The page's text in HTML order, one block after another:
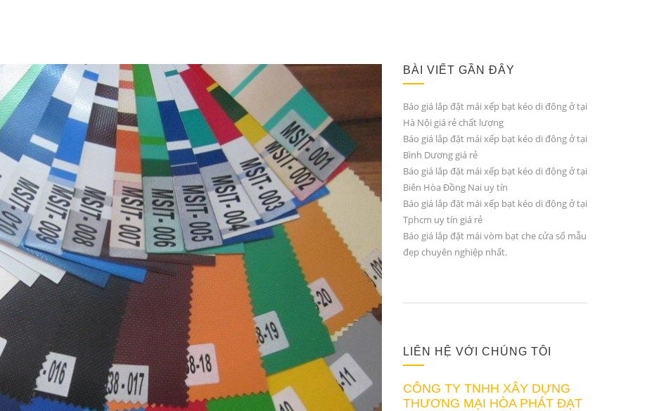
BÀI VIẾT GẦN ĐÂY
Báo giá lắp đặt mái xếp bạt kéo di đông ở tại
Hà Nội giá rẻ chất lượng
Báo giá lắp đặt mái xếp bạt kéo di đông ở tại
Bình Dương giá rẻ
Báo giá lắp đặt mái xếp bạt kéo di động ở tại
Biên Hòa Đồng Nai uy tín
Báo giá lắp đặt mái xếp bạt kéo di động ở tại
Tphcm uy tín giá rẻ
Báo giá lắp đặt mái vòm bạt che cửa sổ mẫu
đẹp chuyên nghiệp nhất.
LIÊN HỆ VỚI CHÚNG TÔI
CÔNG TY TNHH XÂY DỰNG
THƯƠNG MẠI HÒA PHÁT ĐẠT